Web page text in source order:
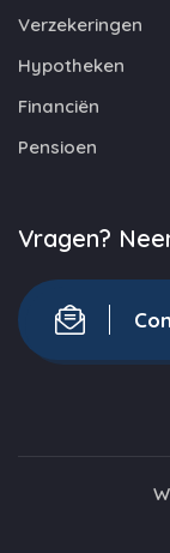
Verzekeringen
Hypotheken
Financiën
Pensioen
Vragen?